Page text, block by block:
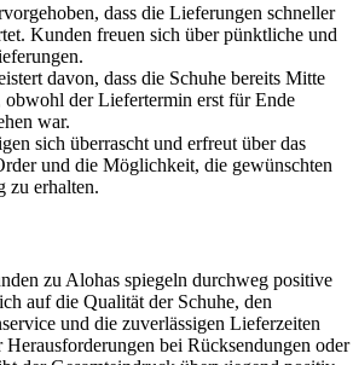
dass die Lieferungen schneller
Kunden freuen sich über pünktliche und
davon, dass die Schuhe bereits Mitte
obwohl der Liefertermin erst für Ende
war.
sich überrascht und erfreut über das
und die Möglichkeit, die gewünschten
zu erhalten.
zu Alohas spiegeln durchweg positive
auf die Qualität der Schuhe, den
und die zuverlässigen Lieferzeiten
bei Rücksendungen oder